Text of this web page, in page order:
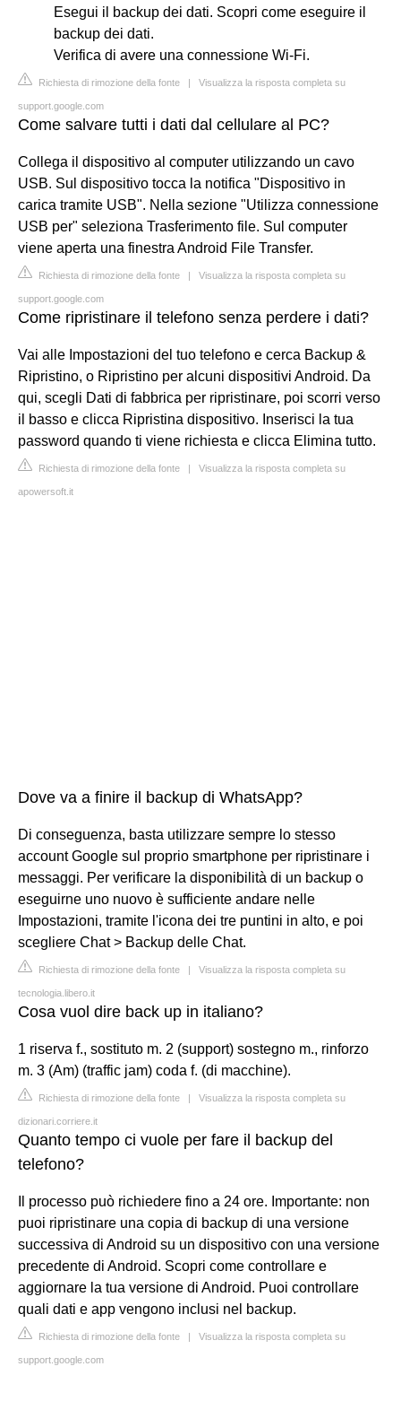
Esegui il backup dei dati. Scopri come eseguire il
backup dei dati.
Verifica di avere una connessione Wi-Fi.
Richiesta di rimozione della fonte | Visualizza la risposta completa su
support.google.com
Come salvare tutti i dati dal cellulare al PC?
Collega il dispositivo al computer utilizzando un cavo
USB. Sul dispositivo tocca la notifica "Dispositivo in
carica tramite USB". Nella sezione "Utilizza connessione
USB per" seleziona Trasferimento file. Sul computer
viene aperta una finestra Android File Transfer.
Richiesta di rimozione della fonte | Visualizza la risposta completa su
support.google.com
Come ripristinare il telefono senza perdere i dati?
Vai alle Impostazioni del tuo telefono e cerca Backup &
Ripristino, o Ripristino per alcuni dispositivi Android. Da
qui, scegli Dati di fabbrica per ripristinare, poi scorri verso
il basso e clicca Ripristina dispositivo. Inserisci la tua
password quando ti viene richiesta e clicca Elimina tutto.
Richiesta di rimozione della fonte | Visualizza la risposta completa su
apowersoft.it
Dove va a finire il backup di WhatsApp?
Di conseguenza, basta utilizzare sempre lo stesso
account Google sul proprio smartphone per ripristinare i
messaggi. Per verificare la disponibilità di un backup o
eseguirne uno nuovo è sufficiente andare nelle
Impostazioni, tramite l'icona dei tre puntini in alto, e poi
scegliere Chat > Backup delle Chat.
Richiesta di rimozione della fonte | Visualizza la risposta completa su
tecnologia.libero.it
Cosa vuol dire back up in italiano?
1 riserva f., sostituto m. 2 (support) sostegno m., rinforzo
m. 3 (Am) (traffic jam) coda f. (di macchine).
Richiesta di rimozione della fonte | Visualizza la risposta completa su
dizionari.corriere.it
Quanto tempo ci vuole per fare il backup del
telefono?
Il processo può richiedere fino a 24 ore. Importante: non
puoi ripristinare una copia di backup di una versione
successiva di Android su un dispositivo con una versione
precedente di Android. Scopri come controllare e
aggiornare la tua versione di Android. Puoi controllare
quali dati e app vengono inclusi nel backup.
Richiesta di rimozione della fonte | Visualizza la risposta completa su
support.google.com